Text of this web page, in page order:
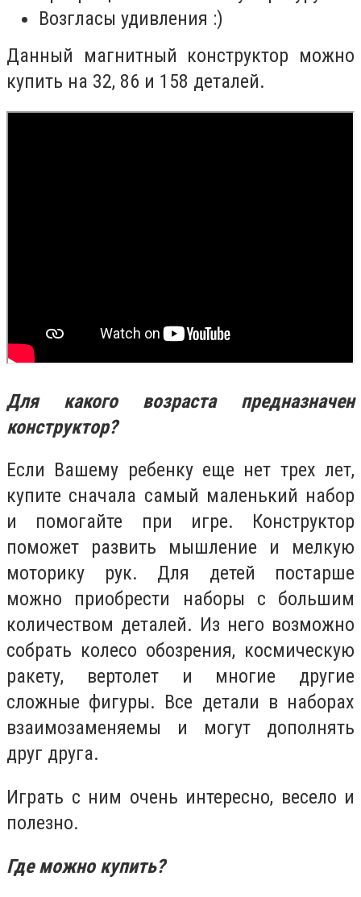
Возгласы удивления :)
Данный магнитный конструктор можно
купить на 32, 86 и 158 деталей.
Для какого возраста предназначен
конструктор?
Если Вашему ребенку еще нет трех лет,
купите сначала самый маленький набор
и помогайте при игре. Конструктор
поможет развить мышление и мелкую
моторику рук. Для детей постарше
можно приобрести наборы с большим
количеством деталей. Из него возможно
собрать колесо обозрения, космическую
ракету, вертолет и многие другие
сложные фигуры. Все детали в наборах
взаимозаменяемы и могут дополнять
друг друга.
Играть с ним очень интересно, весело и
полезно.
Где можно купить?